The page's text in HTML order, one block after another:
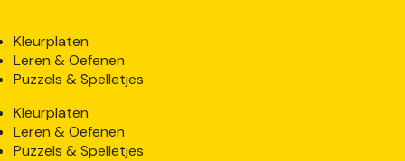
Kleurplaten
Leren & Oefenen
Puzzels & Spelletjes
Kleurplaten
Leren & Oefenen
Puzzels & Spelletjes